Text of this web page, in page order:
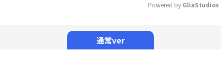
Powered by GliaStudios
通常ver